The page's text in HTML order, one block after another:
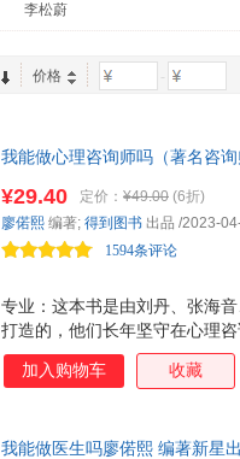
李松蔚
价格 -
我能做心理咨询师吗（著名咨
理咨询师篇。报培训班就能当
聊天就能月入过万吗……你关心
专业：这本书是由刘丹、张海
打造的，他们长年坚守在心理
实现状，不美化，不忽悠，让
地 劝退 。 全面：不用再去网
¥29.40 定价： ¥49.00 (6折)
1594条评论
廖偌熙 编著; 得到图书 出品 /2023-
加入购物车 收藏
我能做医生吗廖偌熙 编著新星